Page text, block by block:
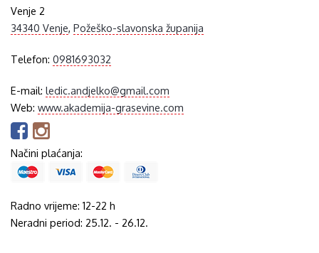
Venje 2
34340 Venje,Požeško-slavonska županija
Telefon:0981693032
E-mail:ledic.andjelko@gmail.com
Web:www.akademija-grasevine.com
Načini plaćanja:
Radno vrijeme: 12-22 h
Neradni period: 25.12. - 26.12.